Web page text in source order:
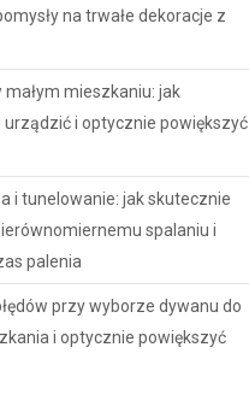
na trwałe dekoracje z
małym mieszkaniu: jak
i optycznie powiększyć
i tunelowanie: jak skutecznie
spalaniu i
palenia
przy wyborze dywanu do
i optycznie powiększyć